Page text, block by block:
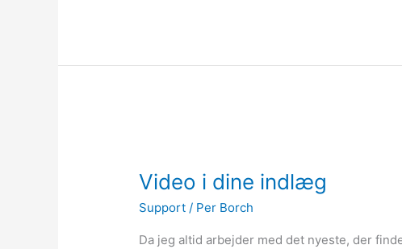
Video i dine indlæg
Support / Per Borch
Da jeg altid arbejder med det nyeste, der
dine